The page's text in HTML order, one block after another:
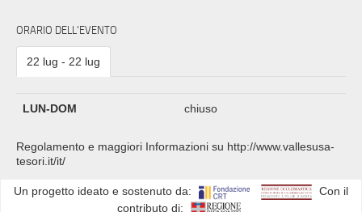
ORARIO DELL'EVENTO
22 lug - 22 lug
LUN-DOM chiuso
Regolamento e maggiori Informazioni su http://www.vallesusa-
tesori.it/it/
Un progetto ideato e sostenuto da:
Con il
contributo di: